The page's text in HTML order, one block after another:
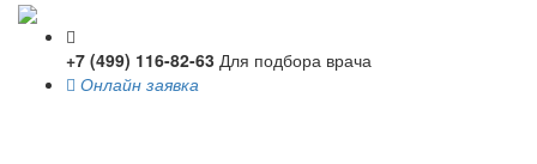
+7 (499) 116-82-63 Для подбора врача
Онлайн заявка